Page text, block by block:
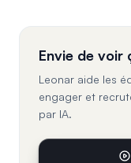
Envie de voir
Leonar aide les
engager et
par IA.